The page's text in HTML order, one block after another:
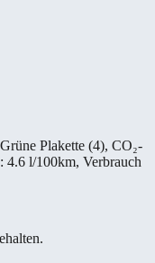
Grüne Plakette (4), CO₂-
: 4.6 l/100km, Verbrauch